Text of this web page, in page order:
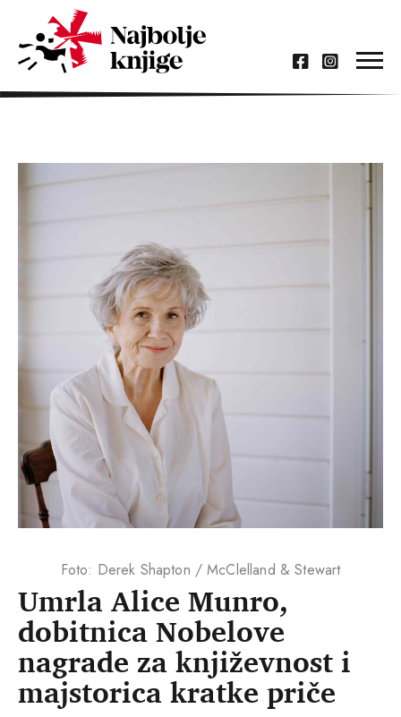
Umrla Alice Munro,
dobitnica Nobelove
nagrade za književnost i
majstorica kratke priče
Foto: Derek Shapton / McClelland & Stewart